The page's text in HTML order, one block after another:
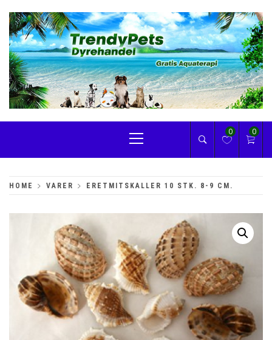
content
TRENDYPETS
Menu
0 0
HOME VARER ERETMITSKALLER 10 STK. 8-9 CM.